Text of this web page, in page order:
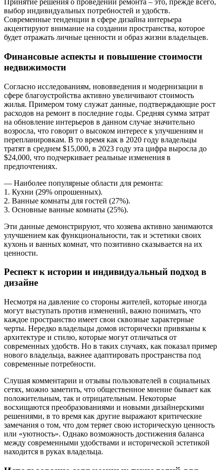
Принятие решения о проведении ремонта – это, прежде всего,
выбор индивидуальных потребностей и удобств.
Современные тенденции в сфере дизайна интерьера
акцентируют внимание на создании пространства, которое
будет отражать личные ценности и образ жизни владельцев.
Финансовые аспекты и повышение стоимости
недвижимости
Согласно исследованиям, нововведения и модернизации в
сфере благоустройства активно увеличивают стоимость
жилья. Примером тому служат данные, подтверждающие рост
расходов на ремонт в последние годы. Средняя сумма затрат
на обновление интерьеров в данном случае значительно
возросла, что говорит о высоком интересе к улучшениям и
перепланировкам. В то время как в 2020 году владельцы
тратят в среднем $15,000, в 2023 году эта цифра выросла до
$24,000, что подчеркивает реальные изменения в
предпочтениях.
— Наиболее популярные области для ремонта:
1. Кухни (29% опрошенных).
2. Ванные комнаты для гостей (27%).
3. Основные ванные комнаты (25%).
Эти данные демонстрируют, что хозяева активно занимаются
улучшением как функциональности, так и эстетики своих
кухонь и ванных комнат, что позитивно сказывается на их
ценности.
Респект к истории и индивидуальный подход в
дизайне
Несмотря на давление со стороны жителей, которые иногда
могут выступать против изменений, важно понимать, что
каждое пространство имеет свои сквозные характерные
черты. Нередко владельцы домов исторически привязаны к
архитектуре и стилю, которые могут отличаться от
современных удобств. Но в таких случаях, как показал пример
нового владельца, важнее адаптировать пространства под
современные потребности.
Слушая комментарии и отзывы пользователей в социальных
сетях, можно заметить, что общественное мнение бывает как
положительным, так и отрицательным. Некоторые
восхищаются преобразованиями и новыми дизайнерскими
решениями, в то время как другие выражают критические
замечания о том, что дом теряет свою историческую ценность
или «уютность». Однако возможность достижения баланса
между современными удобствами и исторической эстетикой
находится в руках владельца.